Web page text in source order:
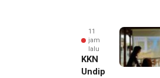
11
jam
lalu
KKN
Undip